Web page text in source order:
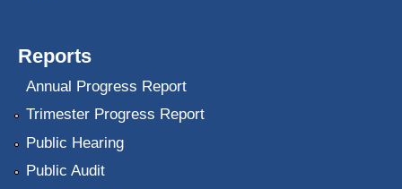
Reports
Annual Progress Report
Trimester Progress Report
Public Hearing
Public Audit